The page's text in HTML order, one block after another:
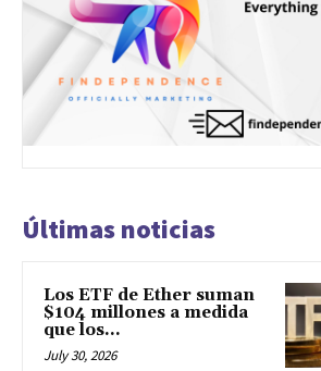
Últimas noticias
Los ETF de Ether suman
$104 millones a medida
que los...
July 30, 2026